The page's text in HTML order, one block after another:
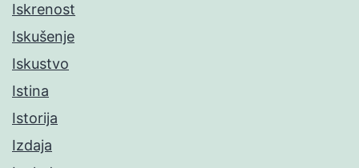
Iskrenost
Iskušenje
Iskustvo
Istina
Istorija
Izdaja